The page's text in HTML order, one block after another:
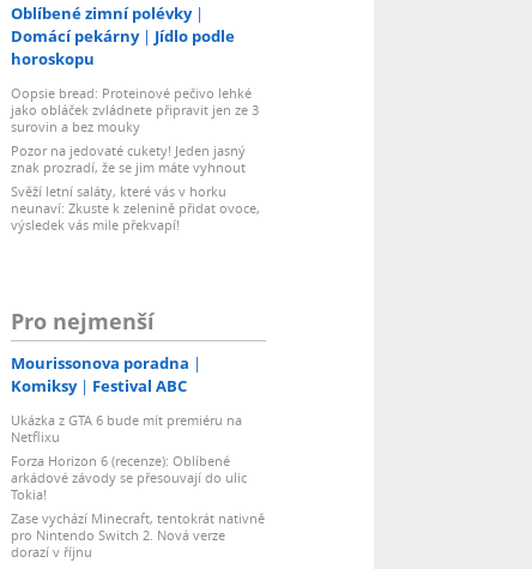
Oblíbené zimní polévky
Domácí pekárny
Jídlo podle
horoskopu
Oopsie bread: Proteinové pečivo lehké
jako obláček zvládnete připravit jen ze 3
surovin a bez mouky
Pozor na jedovaté cukety! Jeden jasný
znak prozradí, že se jim máte vyhnout
Svěží letní saláty, které vás v horku
neunaví: Zkuste k zelenině přidat ovoce,
výsledek vás mile překvapí!
Pro nejmenší
Mourissonova poradna
Komiksy
Festival ABC
Ukázka z GTA 6 bude mít premiéru na
Netflixu
Forza Horizon 6 (recenze): Oblíbené
arkádové závody se přesouvají do ulic
Tokia!
Zase vychází Minecraft, tentokrát nativně
pro Nintendo Switch 2. Nová verze
dorazí v říjnu